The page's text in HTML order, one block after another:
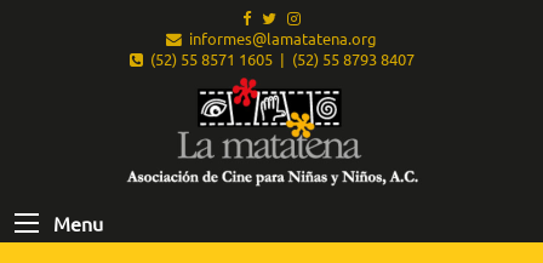
informes@lamatatena.org
(52) 55 8571 1605 | (52) 55 8793 8407
Menu